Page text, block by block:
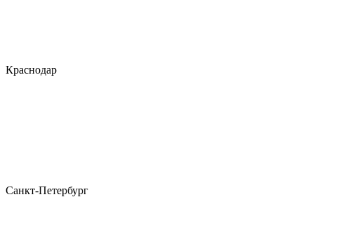
Краснодар
Санкт-Петербург